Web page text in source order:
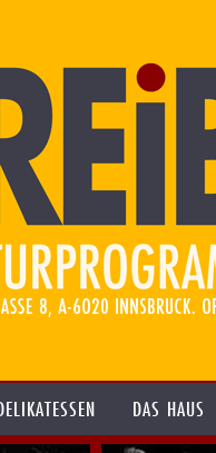
DAS HAUS